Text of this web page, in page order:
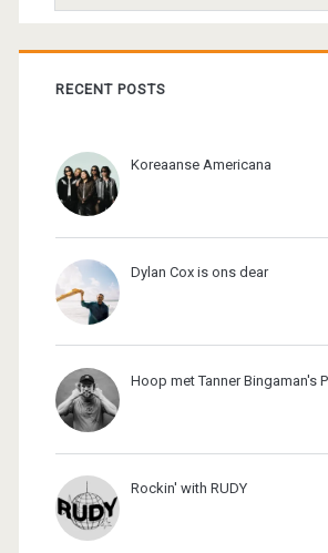
RECENT POSTS
Koreaanse Americana
Dylan Cox is ons dear
Hoop met Tanner Bingaman's
Rockin' with RUDY